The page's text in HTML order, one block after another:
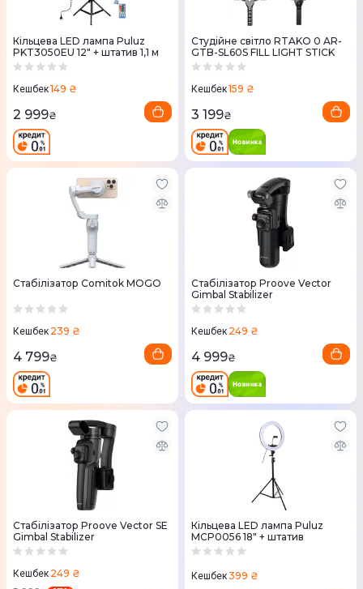
Кільцева LED лампа Puluz
PKT3050EU 12" + штатив 1,1 м
Кешбек149 ₴
2 999₴
Студійне світло RTAKO 0 AR-
GTB-SL60S FILL LIGHT STICK
Кешбек159 ₴
3 199₴
Стабілізатор Comitok MOGO
Кешбек 239 ₴
4 799₴
Стабілізатор Proove Vector
Gimbal Stabilizer
Кешбек 249 ₴
4 999₴
Стабілізатор Proove Vector SE
Gimbal Stabilizer
Кешбек 249 ₴
Кільцева LED лампа Puluz
MCP0056 18" + штатив
Кешбек399 ₴